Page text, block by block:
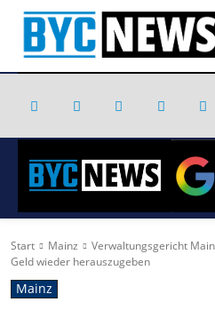
Start Mainz
Verwaltungsgericht
Geld wieder herauszugeben
Mainz